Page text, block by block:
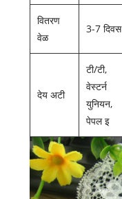
वितरण
वेळ
3-7 दिवस
देय अटी
टी/टी,
वेस्टर्न
युनियन,
पेपल इ